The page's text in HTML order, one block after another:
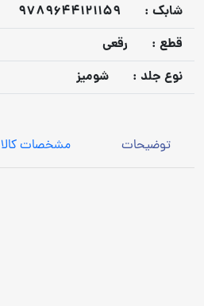
شابک :
9789644121159
قطع :
رقعی
نوع جلد :
شومیز
توضیحات مشخصات کالا